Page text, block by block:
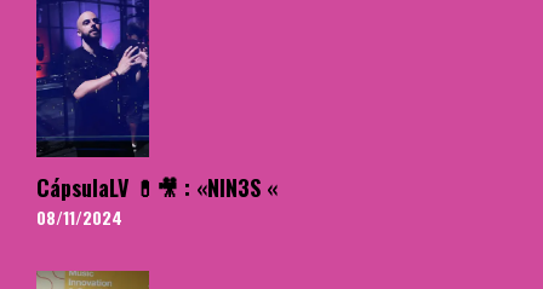
CápsulaLV 💊🎥 : «NIN3S «
08/11/2024